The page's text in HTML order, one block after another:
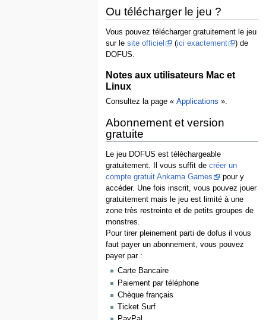
Ou télécharger le jeu ?
Vous pouvez télécharger gratuitement le jeu
sur le site officiel (ici exactement
) de
DOFUS.
Notes aux utilisateurs Mac et
Linux
Consultez la page « Applications ».
Abonnement et version
gratuite
Le jeu DOFUS est téléchargeable
gratuitement. Il vous suffit de créer un
compte gratuit Ankama Games
pour y
accéder. Une fois inscrit, vous pouvez jouer
gratuitement mais le jeu est limité à une
zone très restreinte et de petits groupes de
monstres.
Pour tirer pleinement parti de dofus il vous
faut payer un abonnement, vous pouvez
payer par :
Carte Bancaire
Paiement par téléphone
Chèque français
Ticket Surf